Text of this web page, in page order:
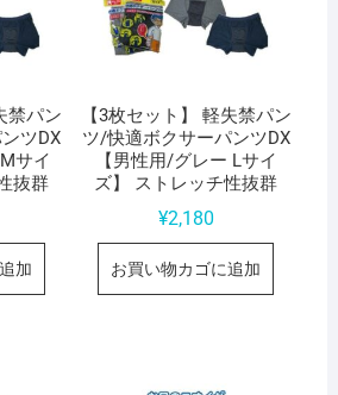
禁パン
ツDX
サイ
抜群
加
【3枚セット】 軽失禁パン
ツ/快適ボクサーパンツDX
【男性用/グレー Lサイ
ズ】 ストレッチ性抜群
¥2,180
お買い物カゴに追加